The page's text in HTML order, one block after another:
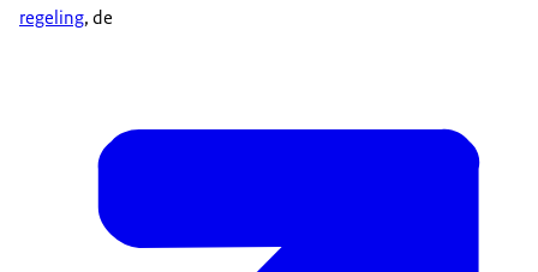
regeling, de